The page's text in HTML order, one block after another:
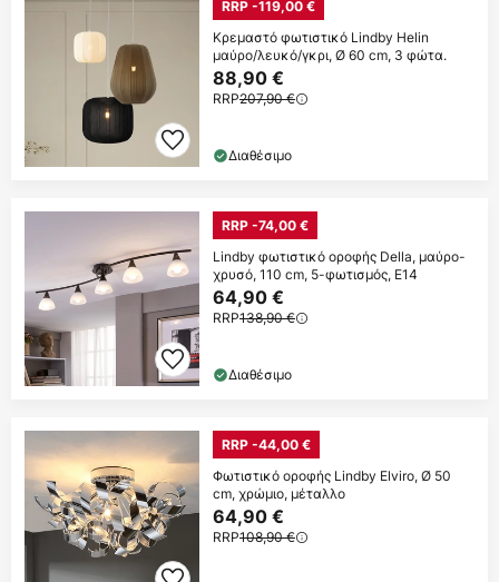
RRP -119,00 €
Κρεμαστό φωτιστικό Lindby Helin
μαύρο/λευκό/γκρι, Ø 60 cm, 3 φώτα.
88,90 €
RRP207,90 €
Διαθέσιμο
RRP -74,00 €
Lindby φωτιστικό οροφής Della, μαύρο-
χρυσό, 110 cm, 5-φωτισμός, E14
64,90 €
RRP138,90 €
Διαθέσιμο
RRP -44,00 €
Φωτιστικό οροφής Lindby Elviro, Ø 50
cm, χρώμιο, μέταλλο
64,90 €
RRP108,90 €